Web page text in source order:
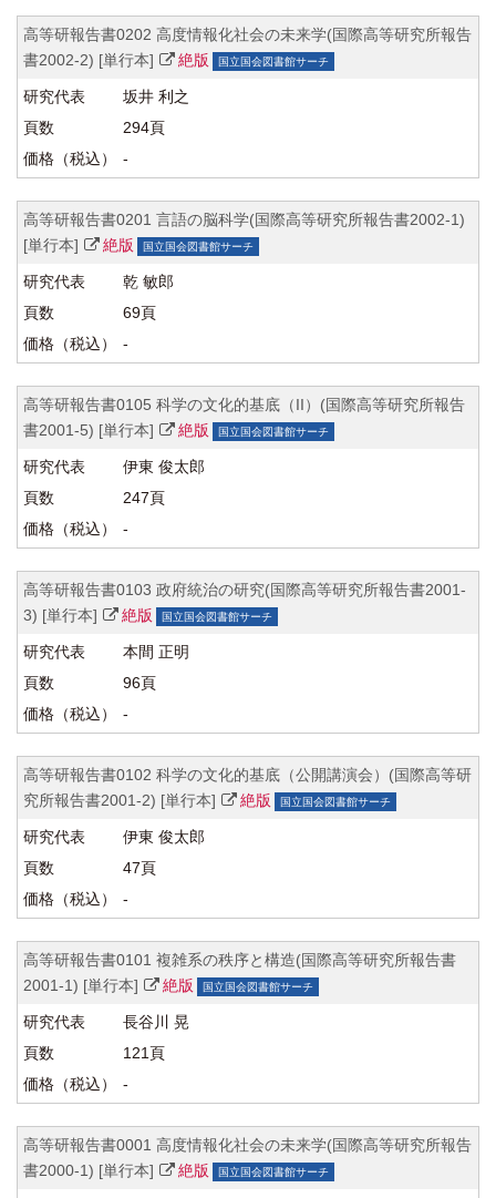
高等研報告書0202 高度情報化社会の未来学(国際高等研究所報告
書2002-2) [単行本]
絶版 国立国会図書館サーチ
坂井 利之
294頁
-
高等研報告書0201 言語の脳科学(国際高等研究所報告書2002-1)
[単行本]
絶版 国立国会図書館サーチ
乾 敏郎
69頁
-
高等研報告書0105 科学の文化的基底（II）(国際高等研究所報告
書2001-5) [単行本]
絶版 国立国会図書館サーチ
伊東 俊太郎
247頁
-
高等研報告書0103 政府統治の研究(国際高等研究所報告書2001-
3) [単行本]
絶版 国立国会図書館サーチ
本間 正明
96頁
-
高等研報告書0102 科学の文化的基底（公開講演会）(国際高等研
究所報告書2001-2) [単行本]
絶版 国立国会図書館サーチ
伊東 俊太郎
47頁
-
高等研報告書0101 複雑系の秩序と構造(国際高等研究所報告書
2001-1) [単行本]
絶版 国立国会図書館サーチ
長谷川 晃
121頁
-
高等研報告書0001 高度情報化社会の未来学(国際高等研究所報告
書2000-1) [単行本]
絶版 国立国会図書館サーチ